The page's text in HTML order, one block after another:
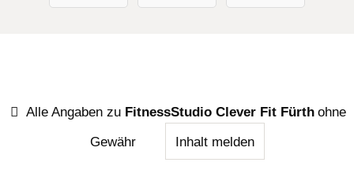
Alle Angaben zu FitnessStudio Clever Fit Fürth ohne
Gewähr
Inhalt melden